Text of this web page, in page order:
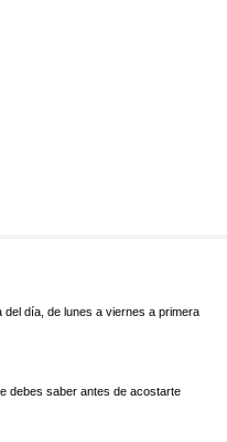
del día, de lunes a viernes a primera
debes saber antes de acostarte